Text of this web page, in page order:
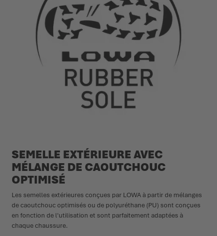
SEMELLE EXTÉRIEURE AVEC
MÉLANGE DE CAOUTCHOUC
OPTIMISÉ
Les semelles extérieures conçues par LOWA à partir de mélanges
de caoutchouc optimisés ou de polyuréthane (PU) sont conçues
en fonction de l'utilisation et sont parfaitement adaptées à
chaque chaussure.